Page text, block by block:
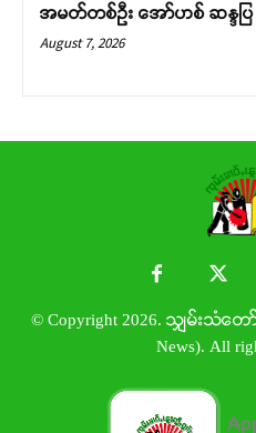
အမတ်တစ်ဦး အော်ဟစ် ဆန္ဒပြ
August 7, 2026
© Copyright 2026. သျှမ်းသံတေ
News). All